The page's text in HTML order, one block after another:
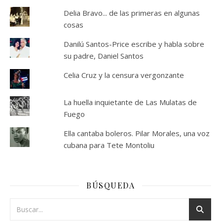
Delia Bravo... de las primeras en algunas
cosas
Danilú Santos-Price escribe y habla sobre
su padre, Daniel Santos
Celia Cruz y la censura vergonzante
La huella inquietante de Las Mulatas de
Fuego
Ella cantaba boleros. Pilar Morales, una voz
cubana para Tete Montoliu
BÚSQUEDA